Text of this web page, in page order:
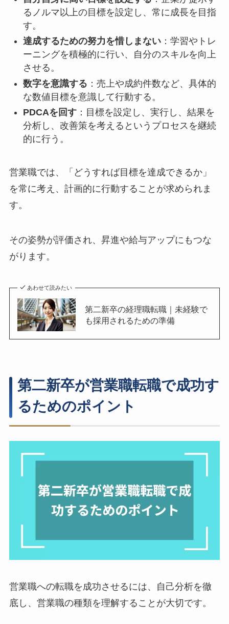
るノルマ以上の目標を設定し、常に成長を目指
す。
達成するための努力を惜しまない：学習やトレ
ーニングを積極的に行い、自分のスキルを向上
させる。
数字を意識する ：売上や成約件数など、具体的
な数値目標を意識して行動する。
PDCAを回す：目標を設定し、実行し、結果を
分析し、改善策を考えるというプロセスを継続
的に行う。
営業職では、「どうすれば目標を達成できるか」
を常に考え、計画的に行動することが求められま
す。
その姿勢が評価され、昇進や給与アップにもつな
がります。
あわせて読みたい
第二新卒の経理職転職｜未経験で
も採用されるための準備
第二新卒が営業職転職で成功す
るためのポイント
営業職への転職を成功させるには、自己分析を徹
底し、営業職の種類を理解することが大切です。